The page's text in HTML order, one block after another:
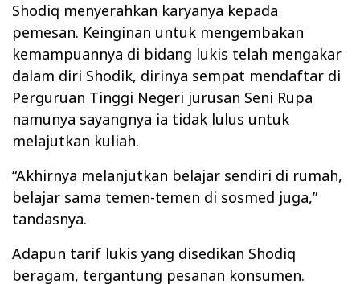
Shodiq menyerahkan karyanya kepada
pemesan. Keinginan untuk mengembakan
kemampuannya di bidang lukis telah mengakar
dalam diri Shodik, dirinya sempat mendaftar di
Perguruan Tinggi Negeri jurusan Seni Rupa
namunya sayangnya ia tidak lulus untuk
melajutkan kuliah.
“Akhirnya melanjutkan belajar sendiri di rumah,
belajar sama temen-temen di sosmed juga,”
tandasnya.
Adapun tarif lukis yang disedikan Shodiq
beragam, tergantung pesanan konsumen.